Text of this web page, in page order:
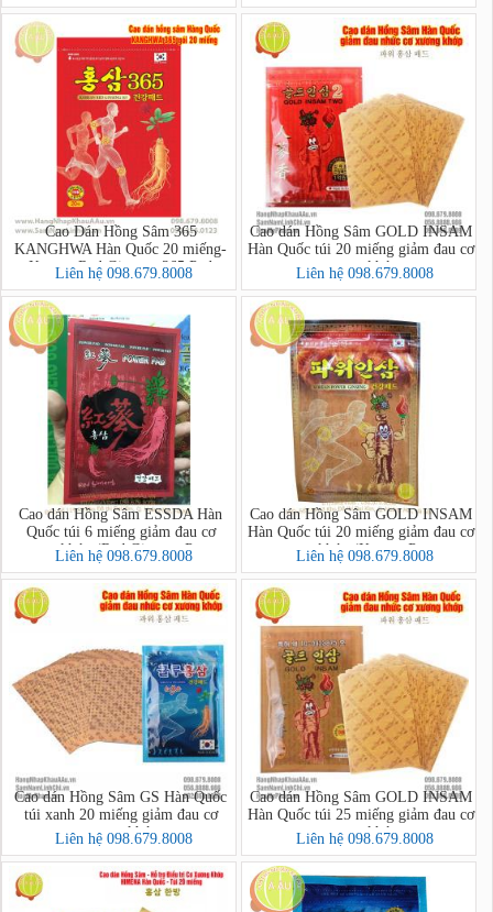
Relief)
Cao Dán Hồng Sâm 365
KANGHWA Hàn Quốc 20 miếng-
Korean Red Ginseng 365 Pad
Liên hệ 098.679.8008
Cao dán Hồng Sâm GOLD INSAM
Hàn Quốc túi 20 miếng giảm đau cơ
xương khớp
Liên hệ 098.679.8008
Cao dán Hồng Sâm ESSDA Hàn
Quốc túi 6 miếng giảm đau cơ
xương khớp (Red Ginseng Power
Liên hệ 098.679.8008
Cao dán Hồng Sâm GOLD INSAM
Hàn Quốc túi 20 miếng giảm đau cơ
xương khớp (Korean Power
Ginseng)
Liên hệ 098.679.8008
Cao dán Hồng Sâm GS Hàn Quốc
túi xanh 20 miếng giảm đau cơ
xương khớp
Liên hệ 098.679.8008
Cao dán Hồng Sâm GOLD INSAM
Hàn Quốc túi 25 miếng giảm đau cơ
xương khớp
Liên hệ 098.679.8008